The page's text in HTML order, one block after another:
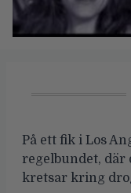
På ett fik i Los
regelbundet, där
kretsar kring